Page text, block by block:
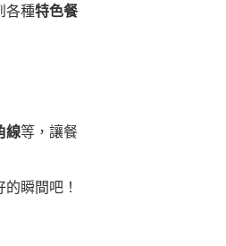
各種特色餐
線等，讓餐
瞬間吧！